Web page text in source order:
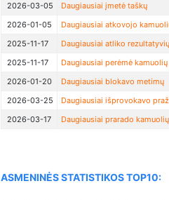
2026-03-05 Daugiausiai įmetė taškų
2026-01-05
Daugiausiai atkovojo
2025-11-17
Daugiausiai atliko
2025-11-17
Daugiausiai perėmė kamuolių
2026-01-20
Daugiausiai blokavo metimų
2026-03-25
Daugiausiai išprovokavo
2026-03-17
Daugiausiai prarado kamuolių
ASMENINĖS STATISTIKOS TOP10: